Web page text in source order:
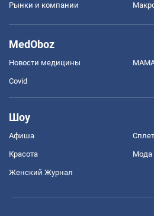
Рынки и компании
MedOboz
Новости медицины
Covid
Шоу
Афиша
Красота Мода
Женский Журнал